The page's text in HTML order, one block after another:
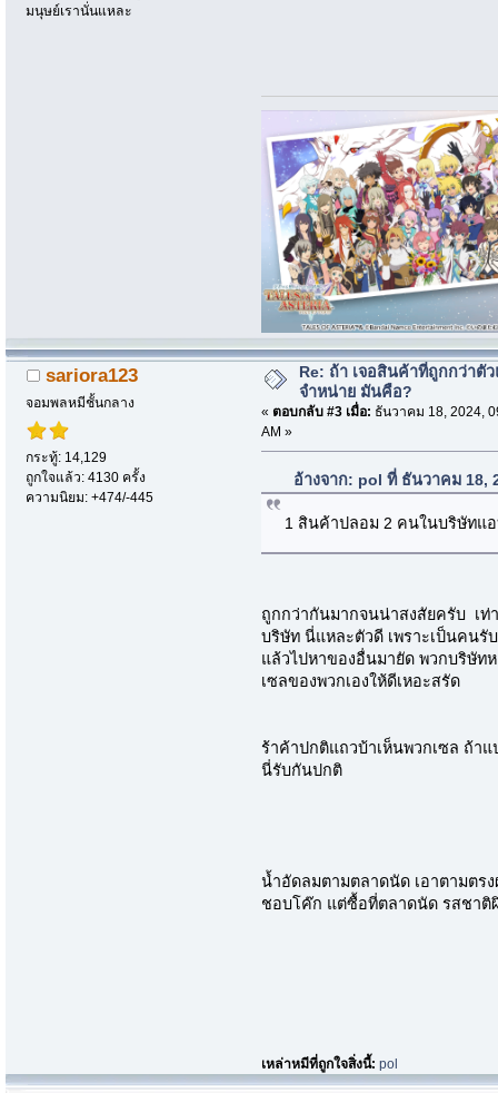
มนุษย์เรานั่นแหละ
sariora123
จอมพลหมีชั้นกลาง
กระทู้: 14,129
ถูกใจแล้ว: 4130 ครั้ง
ความนิยม: +474/-445
Re: ถ้า เจอสินค้าที่ถูกกว่าตั
จำหน่าย มันคือ?
« ตอบกลับ #3 เมื่อ: ธันวาคม 18, 2024,
AM »
อ้างจาก: pol ที่ ธันวาคม 18,
1 สินค้าปลอม 2 คนในบริษัทแ
ถูกกว่ากันมากจนน่าสงสัยครับ เ
บริษัท นี่แหละตัวดี เพราะเป็นคนรั
แล้วไปหาของอื่นมายัด พวกบริษัท
เซลของพวกเองให้ดีเหอะสรัด
ร้าค้าปกติแถวบ้าเห็นพวกเซล ถ้า
นี่รับกันปกติ
น้ำอัดลมตามตลาดนัด เอาตามตรง
ชอบโค๊ก แต่ซื้อที่ตลาดนัด รสชาติ
เหล่าหมีที่ถูกใจสิ่งนี้:pol